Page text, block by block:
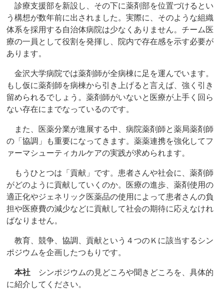
診療支援部を新設し、その下に薬剤部を位置づけるとい
う構想が数年前に出されました。実際に、そのような組織
体系を採用する自治体病院は少なくありません。チーム医
療の一員として役割を発揮し、院内で存在感を示す必要が
あります。
金沢大学病院では薬剤師が全病棟に足を運んでいます。
もし仮に薬剤師を病棟から引き上げると言えば、強く引き
留められるでしょう。薬剤師がいないと医療が上手く回ら
ない存在にまでなっているのです。
また、医薬分業が進展する中、病院薬剤師と薬局薬剤師
の「協調」も重要になってきます。薬薬連携を強化してフ
ァーマシューティカルケアの実践が求められます。
もうひとつは「貢献」です。患者さんや社会に、薬剤師
がどのように貢献していくのか。医療の進歩、薬剤使用の
適正化やジェネリック医薬品の使用によって患者さんの負
担や医療費の減少などに貢献して社会の期待に応えなけれ
ばなりません。
教育、競争、協調、貢献という４つのＫに該当するシン
ポジウムを企画したつもりです。
本社 シンポジウムの見どころや聞きどころを、具体的
に紹介してください。